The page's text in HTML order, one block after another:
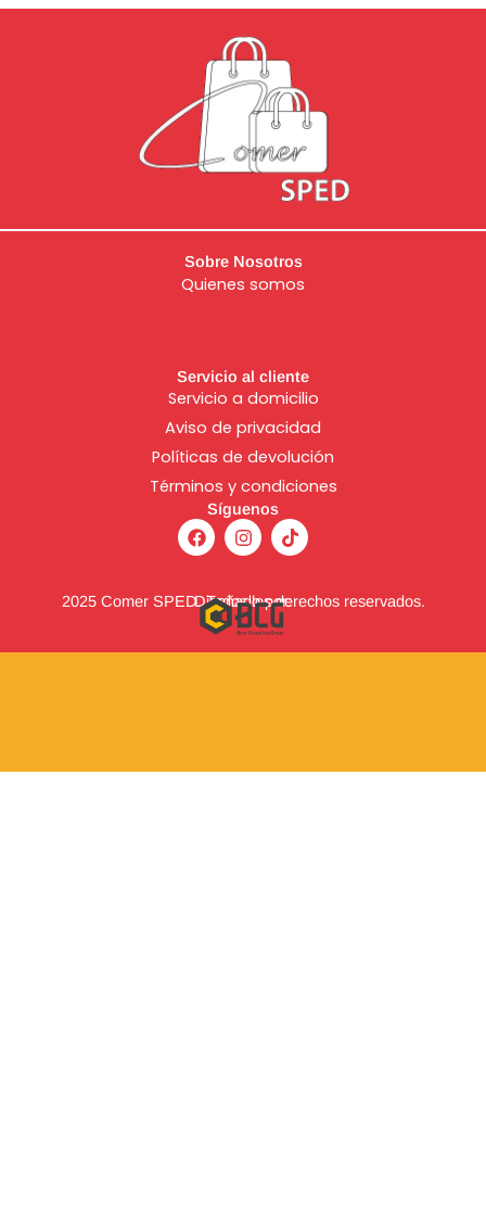
Sobre Nosotros
Quienes somos
Servicio al cliente
Servicio a domicilio
Aviso de privacidad
Políticas de devolución
Términos y condiciones
Síguenos
F
a
c
b
o
o
k
I
n
s
a
g
r
a
T
i
k
o
2025 Comer SPED. Todos los derechos reservados.
Diseñado por: